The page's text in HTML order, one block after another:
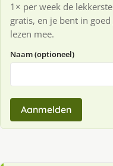
1× per week de
gratis, en je bent in
lezen mee.
Naam (optioneel)
Aanmelden